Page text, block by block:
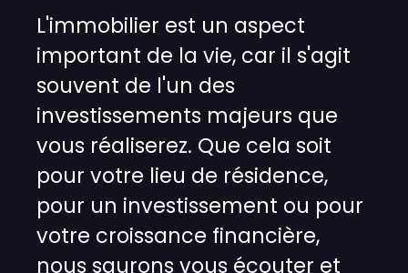
L'immobilier est un aspect
important de la vie, car il s'agit
souvent de l'un des
investissements majeurs que
vous réaliserez. Que cela soit
pour votre lieu de résidence,
pour un investissement ou pour
votre croissance financière,
nous saurons vous écouter et